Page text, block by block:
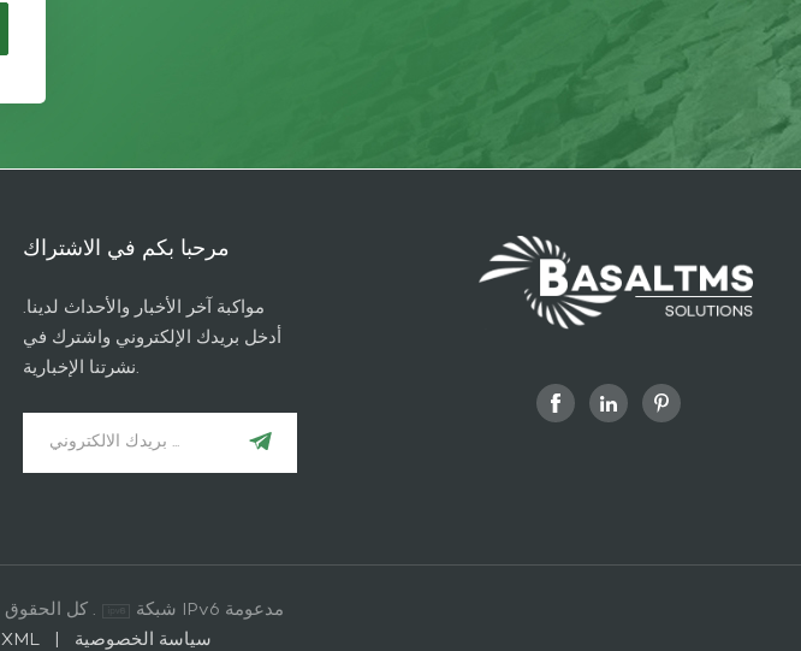
مرحبا بكم في الاشتراك
مواكبة آخر الأخبار والأحداث لدينا.
أدخل بريدك الإلكتروني واشترك في
نشرتنا الإخبارية.
© 2026 Basaltmssolutions. كل الحقوق محفوظة .
شبكة IPv6 مدعومة
XML سياسة الخصوصية